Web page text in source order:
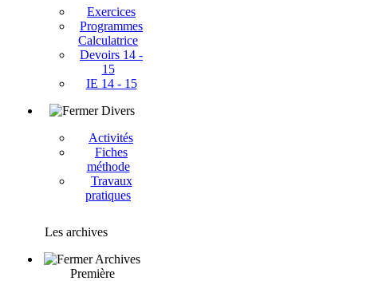
Exercices
Programmes
Calculatrice
Devoirs 14 -
15
IE 14 - 15
Divers
Activités
Fiches
méthode
Travaux
pratiques
Les archives
Archives
Première